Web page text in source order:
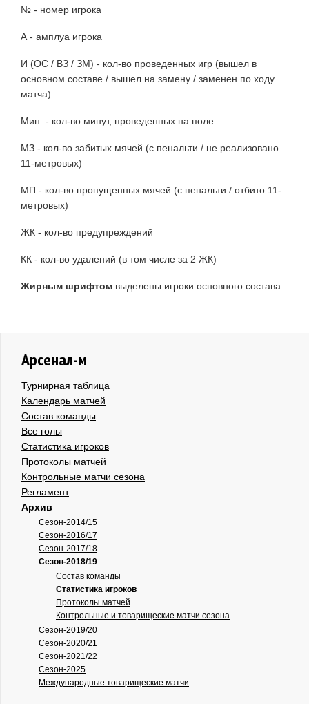
№ - номер игрока
А - амплуа игрока
И (ОС / ВЗ / ЗМ) - кол-во проведенных игр (вышел в
основном составе / вышел на замену / заменен по ходу
матча)
Мин. - кол-во минут, проведенных на поле
МЗ - кол-во забитых мячей (с пенальти / не реализовано
11-метровых)
МП - кол-во пропущенных мячей (с пенальти / отбито 11-
метровых)
ЖК - кол-во предупреждений
КК - кол-во удалений (в том числе за 2 ЖК)
Жирным шрифтом выделены игроки основного состава.
Арсенал-м
Турнирная таблица
Календарь матчей
Состав команды
Все голы
Статистика игроков
Протоколы матчей
Контрольные матчи сезона
Регламент
Архив
Сезон-2014/15
Сезон-2016/17
Сезон-2017/18
Сезон-2018/19
Состав команды
Статистика игроков
Протоколы матчей
Контрольные и товарищеские матчи сезона
Сезон-2019/20
Сезон-2020/21
Сезон-2021/22
Сезон-2025
Международные товарищеские матчи